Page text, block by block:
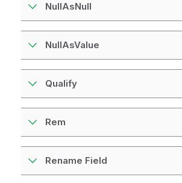
NullAsNull
NullAsValue
Qualify
Rem
Rename Field